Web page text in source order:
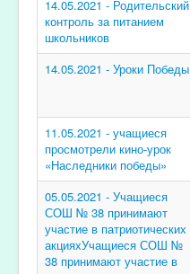
14.05.2021 - Родительский
контроль за питанием
школьников
14.05.2021 - Уроки Победы
11.05.2021 - учащиеся
просмотрели кино-урок
«Наследники победы»
05.05.2021 - Учащиеся
СОШ № 38 принимают
участие в патриотических
акцияхУчащиеся СОШ №
38 принимают участие в